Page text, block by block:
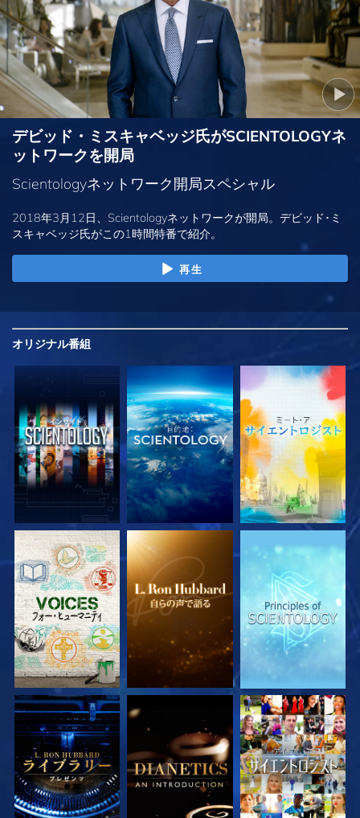
デビッド・ミスキャベッジ氏がSCIENTOLOGYネ
ットワークを開局
Scientologyネットワーク開局スペシャル
2018年3月12日、Scientologyネットワークが開局。デビッド･ミ
スキャベッジ氏がこの1時間特番で紹介。
再生
オリジナル番組
シリーズを探求 シリーズを探求 シリーズを探求
シリーズを探求 シリーズを探求 観る